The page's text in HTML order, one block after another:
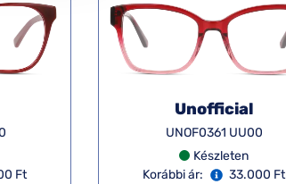
Ft
Unofficial
UNOF0361 UU00
Készleten
Korábbi ár:
33.000 Ft